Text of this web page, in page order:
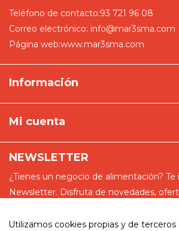
Teléfono de contacto:93 721 96 08
Correo electrónico: info@mar3sma.com
Página web:www.mar3sma.com
Información
Mi cuenta
NEWSLETTER
¿Tienes un negocio de alimentación?
Newsletter. Disfruta de novedades,
Utilizamos cookies propias y de